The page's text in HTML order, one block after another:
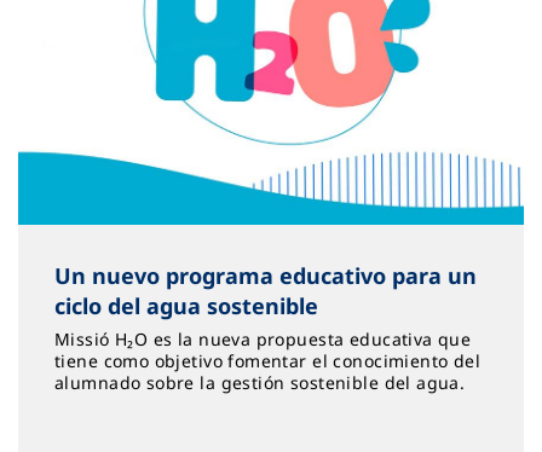
Un nuevo programa educativo para un
ciclo del agua sostenible
Missió H₂O es la nueva propuesta educativa que
tiene como objetivo fomentar el conocimiento del
alumnado sobre la gestión sostenible del agua.